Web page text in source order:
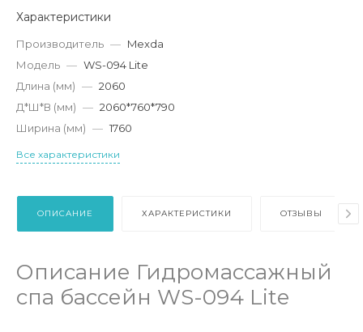
Характеристики
Производитель — Mexda
Модель — WS-094 Lite
Длина (мм) — 2060
Д*Ш*В (мм) — 2060*760*790
Ширина (мм) — 1760
Все характеристики
ОПИСАНИЕ ХАРАКТЕРИСТИКИ ОТЗЫВЫ
Описание Гидромассажный
спа бассейн WS-094 Lite